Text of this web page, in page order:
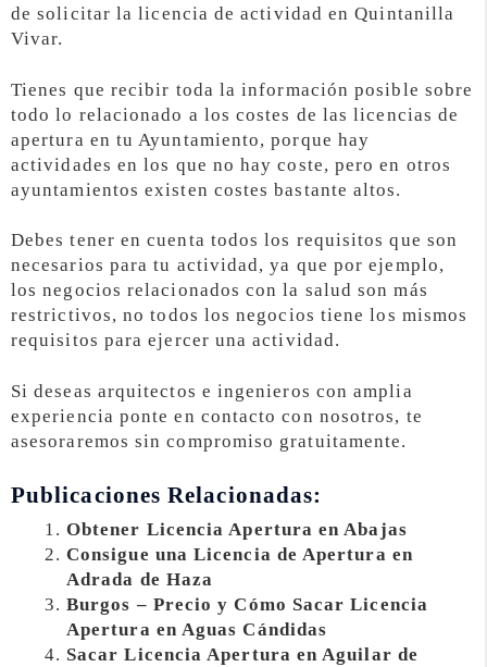
de solicitar la licencia de actividad en Quintanilla
Vivar.
Tienes que recibir toda la información posible sobre
todo lo relacionado a los costes de las licencias de
apertura en tu Ayuntamiento, porque hay
actividades en los que no hay coste, pero en otros
ayuntamientos existen costes bastante altos.
Debes tener en cuenta todos los requisitos que son
necesarios para tu actividad, ya que por ejemplo,
los negocios relacionados con la salud son más
restrictivos, no todos los negocios tiene los mismos
requisitos para ejercer una actividad.
Si deseas arquitectos e ingenieros con amplia
experiencia ponte en contacto con nosotros, te
asesoraremos sin compromiso gratuitamente.
Publicaciones Relacionadas:
Obtener Licencia Apertura en Abajas
Consigue una Licencia de Apertura en
Adrada de Haza
Burgos – Precio y Cómo Sacar Licencia
Apertura en Aguas Cándidas
Sacar Licencia Apertura en Aguilar de